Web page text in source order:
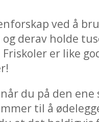
ved å
derav holde
er like
du på den
til å